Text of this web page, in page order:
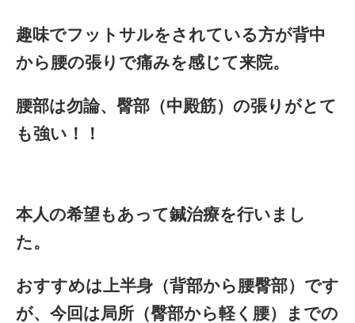
趣味でフットサルをされている方が背中
から腰の張りで痛みを感じて来院。
腰部は勿論、臀部（中殿筋）の張りがとて
も強い！！
本人の希望もあって鍼治療を行いまし
た。
おすすめは上半身（背部から腰臀部）です
が、今回は局所（臀部から軽く腰）までの